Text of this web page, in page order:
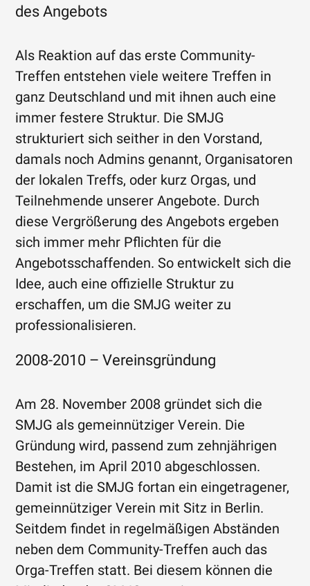
des Angebots
Als Reaktion auf das erste Community-
Treffen entstehen viele weitere Treffen in
ganz Deutschland und mit ihnen auch eine
immer festere Struktur. Die SMJG
strukturiert sich seither in den Vorstand,
damals noch Admins genannt, Organisatoren
der lokalen Treffs, oder kurz Orgas, und
Teilnehmende unserer Angebote. Durch
diese Vergrößerung des Angebots ergeben
sich immer mehr Pflichten für die
Angebotsschaffenden. So entwickelt sich die
Idee, auch eine offizielle Struktur zu
erschaffen, um die SMJG weiter zu
professionalisieren.
2008-2010 – Vereinsgründung
Am 28. November 2008 gründet sich die
SMJG als gemeinnütziger Verein. Die
Gründung wird, passend zum zehnjährigen
Bestehen, im April 2010 abgeschlossen.
Damit ist die SMJG fortan ein eingetragener,
gemeinnütziger Verein mit Sitz in Berlin.
Seitdem findet in regelmäßigen Abständen
neben dem Community-Treffen auch das
Orga-Treffen statt. Bei diesem können die